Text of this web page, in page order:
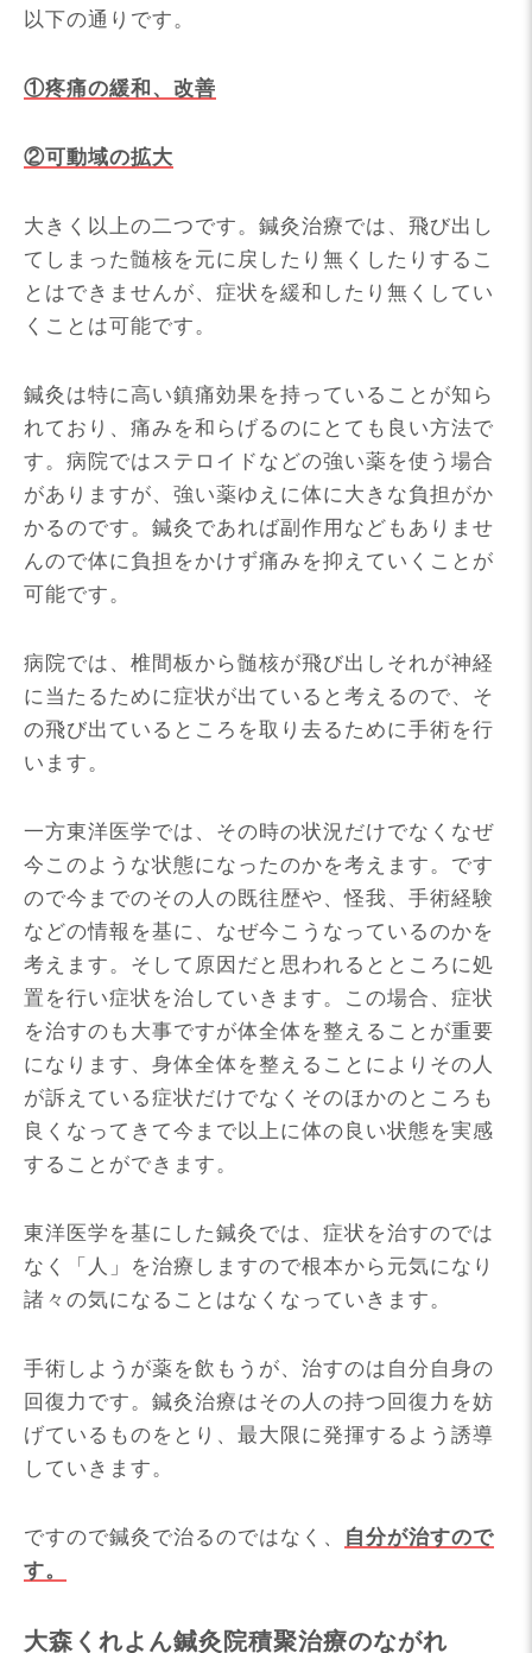
以下の通りです。
①疼痛の緩和、改善
②可動域の拡大
大きく以上の二つです。鍼灸治療では、飛び出し
てしまった髄核を元に戻したり無くしたりするこ
とはできませんが、症状を緩和したり無くしてい
くことは可能です。
鍼灸は特に高い鎮痛効果を持っていることが知ら
れており、痛みを和らげるのにとても良い方法で
す。病院ではステロイドなどの強い薬を使う場合
がありますが、強い薬ゆえに体に大きな負担がか
かるのです。鍼灸であれば副作用などもありませ
んので体に負担をかけず痛みを抑えていくことが
可能です。
病院では、椎間板から髄核が飛び出しそれが神経
に当たるために症状が出ていると考えるので、そ
の飛び出ているところを取り去るために手術を行
います。
一方東洋医学では、その時の状況だけでなくなぜ
今このような状態になったのかを考えます。です
ので今までのその人の既往歴や、怪我、手術経験
などの情報を基に、なぜ今こうなっているのかを
考えます。そして原因だと思われるとところに処
置を行い症状を治していきます。この場合、症状
を治すのも大事ですが体全体を整えることが重要
になります、身体全体を整えることによりその人
が訴えている症状だけでなくそのほかのところも
良くなってきて今まで以上に体の良い状態を実感
することができます。
東洋医学を基にした鍼灸では、症状を治すのでは
なく「人」を治療しますので根本から元気になり
諸々の気になることはなくなっていきます。
手術しようが薬を飲もうが、治すのは自分自身の
回復力です。鍼灸治療はその人の持つ回復力を妨
げているものをとり、最大限に発揮するよう誘導
していきます。
ですので鍼灸で治るのではなく、
自分が治すので
す。
大森くれよん鍼灸院積聚治療のながれ